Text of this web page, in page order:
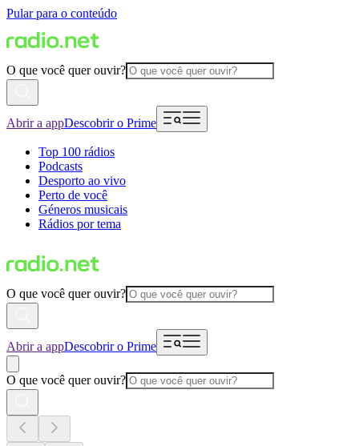
Pular para o conteúdo
O que você quer ouvir?
Abrir a appDescobrir o Prime
Top 100 rádios
Podcasts
Desporto ao vivo
Perto de você
Géneros musicais
Rádios por tema
O que você quer ouvir?
Abrir a appDescobrir o Prime
O que você quer ouvir?